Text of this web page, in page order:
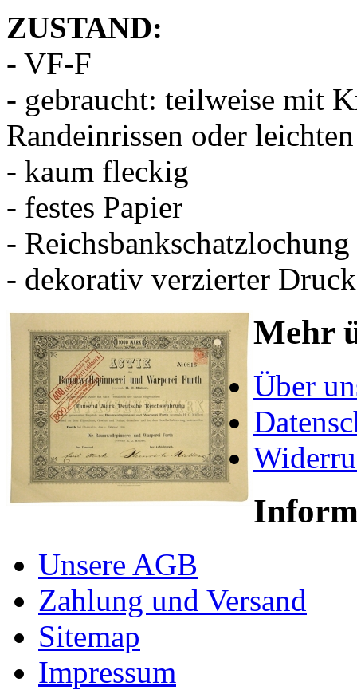
ZUSTAND:
- VF-F
- gebraucht: teilweise mit
Randeinrissen oder
- kaum fleckig
- festes Papier
- Reichsbankschatzlochung
- dekorativ verzierter
Mehr
Über
Unsere AGB
Zahlung und Versand
Sitemap
Impressum